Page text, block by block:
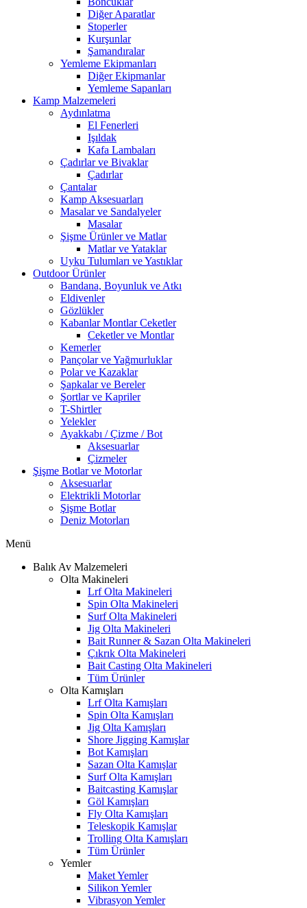
Diğer Aparatlar
Stoperler
Kurşunlar
Şamandıralar
Yemleme Ekipmanları
Diğer Ekipmanlar
Yemleme Sapanları
Kamp Malzemeleri
Aydınlatma
El Fenerleri
Işıldak
Kafa Lambaları
Çadırlar ve Bivaklar
Çadırlar
Çantalar
Kamp Aksesuarları
Masalar ve Sandalyeler
Masalar
Şişme Ürünler ve Matlar
Matlar ve Yataklar
Uyku Tulumları ve Yastıklar
Outdoor Ürünler
Bandana, Boyunluk ve Atkı
Eldivenler
Gözlükler
Kabanlar Montlar Ceketler
Ceketler ve Montlar
Kemerler
Pançolar ve Yağmurluklar
Polar ve Kazaklar
Şapkalar ve Bereler
Şortlar ve Kapriler
T-Shirtler
Yelekler
Ayakkabı / Çizme / Bot
Aksesuarlar
Çizmeler
Şişme Botlar ve Motorlar
Aksesuarlar
Elektrikli Motorlar
Şişme Botlar
Deniz Motorları
Menü
Balık Av Malzemeleri
Olta Makineleri
Lrf Olta Makineleri
Spin Olta Makineleri
Surf Olta Makineleri
Jig Olta Makineleri
Bait Runner & Sazan Olta Makineleri
Çıkrık Olta Makineleri
Bait Casting Olta Makineleri
Tüm Ürünler
Olta Kamışları
Lrf Olta Kamışları
Spin Olta Kamışları
Jig Olta Kamışları
Shore Jigging Kamışlar
Bot Kamışları
Sazan Olta Kamışlar
Surf Olta Kamışları
Baitcasting Kamışlar
Göl Kamışları
Fly Olta Kamışları
Teleskopik Kamışlar
Trolling Olta Kamışları
Tüm Ürünler
Yemler
Maket Yemler
Silikon Yemler
Vibrasyon Yemler